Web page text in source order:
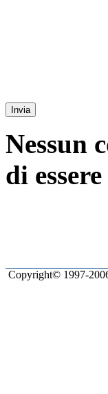
Invia
Nessun
di
Copyright© 1997-